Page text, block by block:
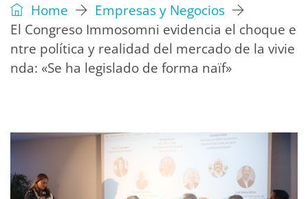
Home
Empresas y Negocios
El Congreso Immosomni evidencia el choque e
ntre política y realidad del mercado de la vivie
nda: «Se ha legislado de forma naïf»